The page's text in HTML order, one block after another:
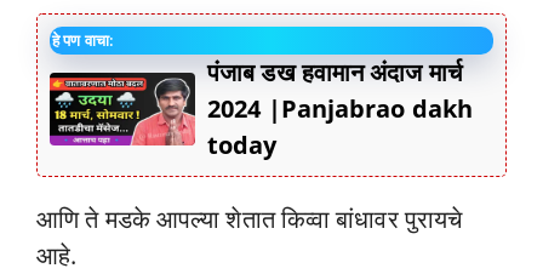
हे पण वाचा:
पंजाब डख हवामान अंदाज मार्च
2024 |Panjabrao dakh
today
आणि ते मडके आपल्या शेतात किव्वा बांधावर पुरायचे
आहे.